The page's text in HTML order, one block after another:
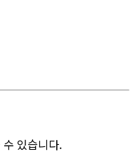
있습니다.